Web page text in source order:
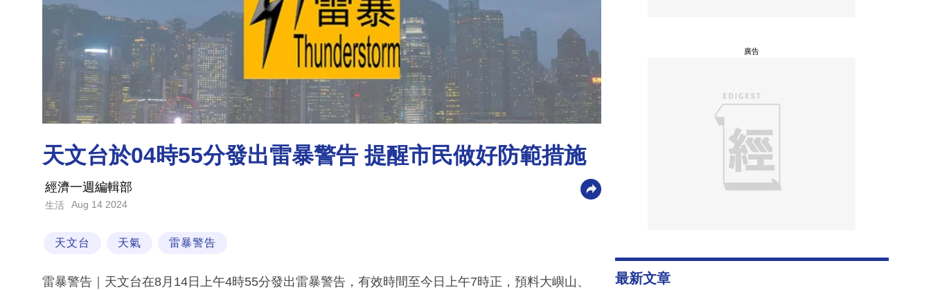
天文台於04時55分發出雷暴警告 提醒市民做好防範措施
經濟一週編輯部
生活 Aug 14 2024
天文台 天氣 雷暴警告
雷暴警告｜天文台在8月14日上午4時55分發出雷暴警告，有效時間至今日上午7時正，預料大嶼山、
廣告
最新文章